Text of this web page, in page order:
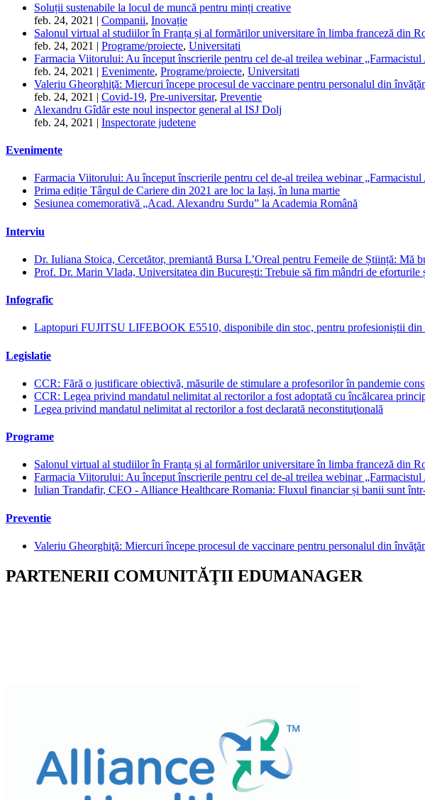
Soluții sustenabile la locul de muncă pentru minți creative
feb. 24, 2021 | Companii, Inovație
Salonul virtual al studiilor în Franța și al formărilor universitare în limba franceză din
feb. 24, 2021 | Programe/proiecte, Universitati
Farmacia Viitorului: Au început înscrierile pentru cel de-al treilea webinar „Farmacistul
feb. 24, 2021 | Evenimente, Programe/proiecte, Universitati
Valeriu Gheorghiţă: Miercuri începe procesul de vaccinare pentru personalul din
feb. 24, 2021 | Covid-19, Pre-universitar, Preventie
Alexandru Gîdăr este noul inspector general al ISJ Dolj
feb. 24, 2021 | Inspectorate judetene
Evenimente
Farmacia Viitorului: Au început înscrierile pentru cel de-al treilea webinar „Farmacistul
Prima ediție Târgul de Cariere din 2021 are loc la Iași, în luna martie
Sesiunea comemorativă „Acad. Alexandru Surdu” la Academia Română
Interviu
Dr. Iuliana Stoica, Cercetător, premiantă Bursa L’Oreal pentru Femeile de Știință:
Prof. Dr. Marin Vlada, Universitatea din București: Trebuie să fim mândri de
Infografic
Laptopuri FUJITSU LIFEBOOK E5510, disponibile din stoc, pentru profesioniștii din
Legislatie
CCR: Fără o justificare obiectivă, măsurile de stimulare a profesorilor în pandemie
CCR: Legea privind mandatul nelimitat al rectorilor a fost adoptată cu încălcarea
Legea privind mandatul nelimitat al rectorilor a fost declarată neconstituţională
Programe
Salonul virtual al studiilor în Franța și al formărilor universitare în limba franceză din
Farmacia Viitorului: Au început înscrierile pentru cel de-al treilea webinar „Farmacistul
Iulian Trandafir, CEO - Alliance Healthcare Romania: Fluxul financiar și banii sunt
Preventie
Valeriu Gheorghiţă: Miercuri începe procesul de vaccinare pentru personalul din
PARTENERII COMUNITĂŢII EDUMANAGER